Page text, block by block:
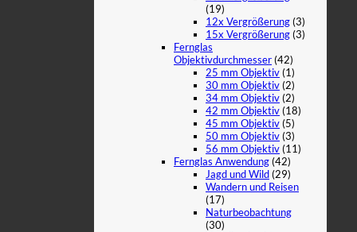
(19)
12x Vergrößerung(3)
15x Vergrößerung(3)
Fernglas
Objektivdurchmesser(42)
25 mm Objektiv(1)
30 mm Objektiv(2)
34 mm Objektiv(2)
42 mm Objektiv(18)
45 mm Objektiv(5)
50 mm Objektiv(3)
56 mm Objektiv(11)
Fernglas Anwendung(42)
Jagd und Wild(29)
Wandern und Reisen
(17)
Naturbeobachtung
(30)